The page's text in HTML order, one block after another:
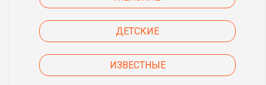
ДЕТСКИЕ
ИЗВЕСТНЫЕ